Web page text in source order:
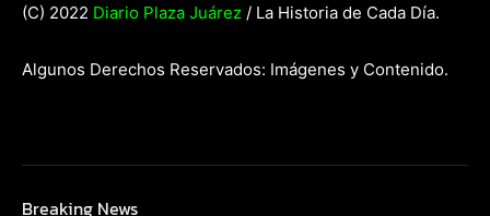
(C) 2022 Diario Plaza Juárez / La Historia de Cada Día.
Algunos Derechos Reservados: Imágenes y Contenido.
Breaking News